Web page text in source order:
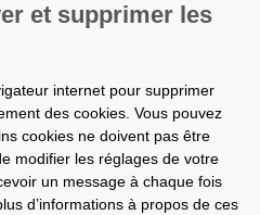
et supprimer les
internet pour supprimer
des cookies. Vous pouvez
cookies ne doivent pas être
modifier les réglages de votre
un message à chaque fois
d’informations à propos de ces